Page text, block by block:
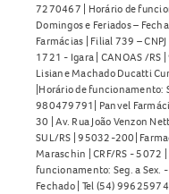
7270467 | Horário de
Domingos e Feriados –
Farmácias | Filial 739 –
1721 - Igara | CANOAS /
Lisiane Machado Ducatti
|Horário de funcionamento:
980479791| Panvel
30 | Av. Rua João Venzon
SUL/RS | 95032-200|
Maraschin | CRF/RS - 5072
funcionamento: Seg. a Sex.
Fechado | Tel (54)